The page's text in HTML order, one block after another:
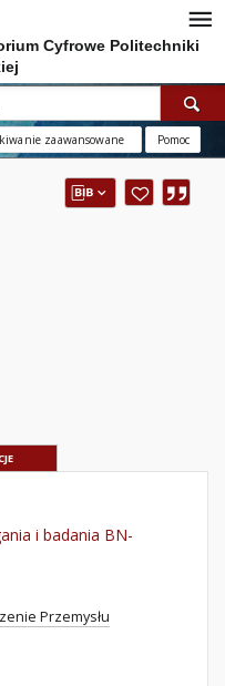
Cyfrowe Politechniki
zaawansowane Pomoc
i badania BN-
Przemysłu